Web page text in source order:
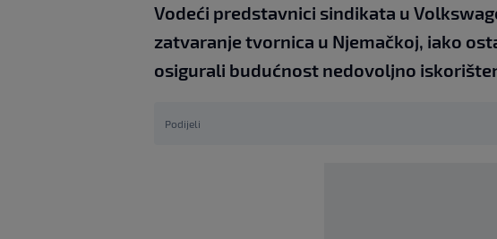
Vodeći predstavnici sindikata u
zatvaranje tvornica u Njemačkoj, iako
osigurali budućnost nedovoljno
Podijeli